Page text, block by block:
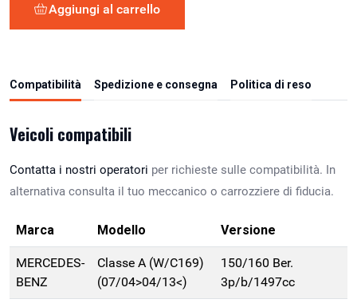
Aggiungi al carrello
Compatibilità Spedizione e consegna Politica di reso
Veicoli compatibili
Contatta i nostri operatori per richieste sulle compatibilità. In
alternativa consulta il tuo meccanico o carrozziere di fiducia.
Marca Modello Versione
MERCEDES-
BENZ
Classe A (W/C169)
(07/04>04/13<)
150/160 Ber.
3p/b/1497cc